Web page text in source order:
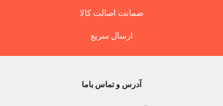
ضمانت اصالت کالا
ارسال سریع
آدرس و تماس باما